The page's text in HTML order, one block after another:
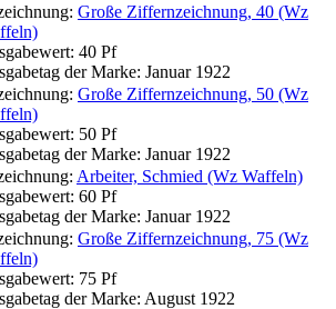
Große Ziffernzeichnung, 40 (Wz
40 Pf
der Marke: Januar 1922
Große Ziffernzeichnung, 50 (Wz
50 Pf
der Marke: Januar 1922
Arbeiter, Schmied (Wz Waffeln)
60 Pf
der Marke: Januar 1922
Große Ziffernzeichnung, 75 (Wz
75 Pf
der Marke: August 1922